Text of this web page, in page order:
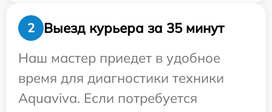
2
Выезд курьера за 35 минут
Наш мастер приедет в удобное
время для диагностики техники
Aquaviva. Если потребуется